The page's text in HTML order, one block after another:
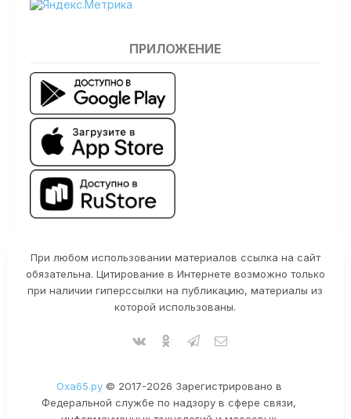
ПРИЛОЖЕНИЕ
При любом использовании материалов ссылка на сайт
обязательна. Цитирование в Интернете возможно только
при наличии гиперссылки на публикацию, материалы из
которой использованы.
Оха65.ру© 2017-2026 Зарегистрировано в
Федеральной службе по надзору в сфере связи,